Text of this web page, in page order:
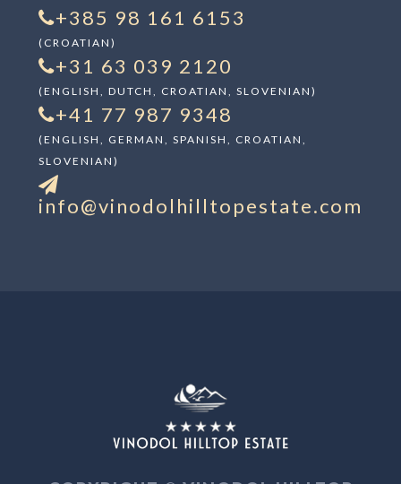
+385 98 161 6153
(CROATIAN)
+31 63 039 2120
(ENGLISH, DUTCH, CROATIAN, SLOVENIAN)
+41 77 987 9348
(ENGLISH, GERMAN, SPANISH, CROATIAN,
SLOVENIAN)
info@vinodolhilltopestate.com